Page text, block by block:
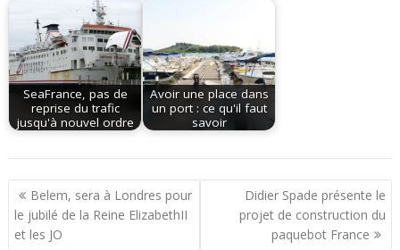
SeaFrance, pas de
reprise du trafic
jusqu'à nouvel ordre
Avoir une place dans
un port : ce qu'il faut
savoir
Navigation
de
l’article
Belem, sera à Londres pour
le jubilé de la Reine ElizabethII
et les JO
Didier Spade présente le
projet de construction du
paquebot France